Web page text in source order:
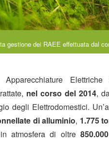
gestione dei RAEE effettuata dal
nel corso del 2014,
degli Elettrodomestici.
di alluminio, 1.775
in atmosfera di oltre850.000